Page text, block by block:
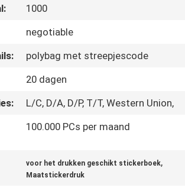
1000
negotiable
polybag met streepjescode
20 dagen
L/C, D/A, D/P, T/T, Western Union,
100.000 PCs per maand
voor het drukken geschikt stickerboek,
Maatstickerdruk